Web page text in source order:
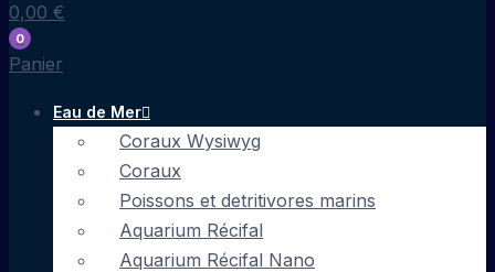
0,00 €
0
Panier
Eau de Mer
Coraux Wysiwyg
Coraux
Poissons et detritivores marins
Aquarium Récifal
Aquarium Récifal Nano